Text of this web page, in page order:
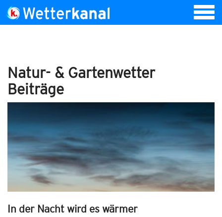
Natur- & Gartenwetter
Beiträge
In der Nacht wird es wärmer